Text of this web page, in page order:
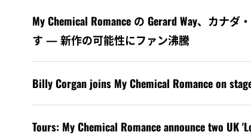
My Chemical Romance の Gerard Way、カナ
す — 新作の可能性にファン沸騰
Billy Corgan joins My Chemical Romance on
Tours: My Chemical Romance announce two UK